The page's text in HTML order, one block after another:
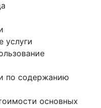
услуги
по содержанию
основных